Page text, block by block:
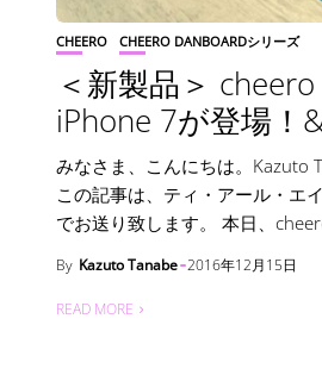
CHEERO CHEERO DANBOARDシリーズ
＜新製品＞
iPhone 7が登場！
みなさま、こんにちは。Kazuto
この記事は、ティ・アール・エ
でお送り致します。 本日、
By Kazuto Tanabe 2016年12月15日
READ MORE